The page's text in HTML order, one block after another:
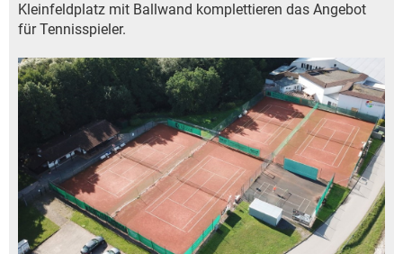
Kleinfeldplatz mit Ballwand komplettieren das Angebot
für Tennisspieler.